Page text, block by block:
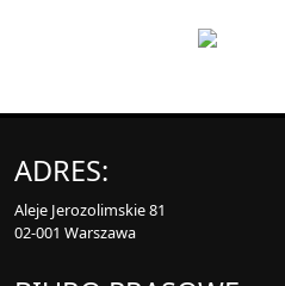
ADRES:
Aleje Jerozolimskie 81
02-001 Warszawa